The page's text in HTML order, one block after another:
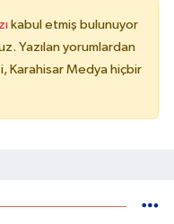
kabul etmiş bulunuyor
Yazılan yorumlardan
Karahisar Medya hiçbir